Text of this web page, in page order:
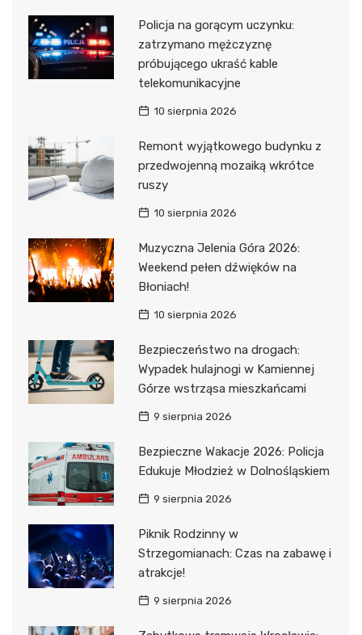
Policja na gorącym uczynku:
zatrzymano mężczyznę
próbującego ukraść kable
telekomunikacyjne
10 sierpnia 2026
Remont wyjątkowego budynku z
przedwojenną mozaiką wkrótce
ruszy
10 sierpnia 2026
Muzyczna Jelenia Góra 2026:
Weekend pełen dźwięków na
Błoniach!
10 sierpnia 2026
Bezpieczeństwo na drogach:
Wypadek hulajnogi w Kamiennej
Górze wstrząsa mieszkańcami
9 sierpnia 2026
Bezpieczne Wakacje 2026: Policja
Edukuje Młodzież w Dolnośląskiem
9 sierpnia 2026
Piknik Rodzinny w
Strzegomianach: Czas na zabawę i
atrakcje!
9 sierpnia 2026